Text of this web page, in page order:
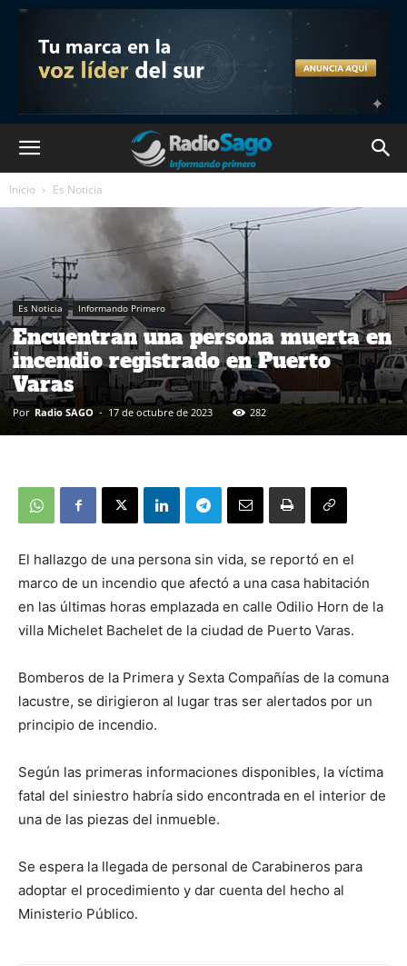
Inicio Es Noticia
Es Noticia Informando Primero
Encuentran una persona muerta en
incendio registrado en Puerto
Varas
Por Radio SAGO - 17 de octubre de 2023 282
El hallazgo de una persona sin vida, se reportó en el
marco de un incendio que afectó a una casa habitación
en las últimas horas emplazada en calle Odilio Horn de la
villa Michelet Bachelet de la ciudad de Puerto Varas.
Bomberos de la Primera y Sexta Compañías de la comuna
lacustre, se dirigieron al lugar tras ser alertados por un
principio de incendio.
Según las primeras informaciones disponibles, la víctima
fatal del siniestro habría sido encontrada en el interior de
una de las piezas del inmueble.
Se espera la llegada de personal de Carabineros para
adoptar el procedimiento y dar cuenta del hecho al
Ministerio Público.